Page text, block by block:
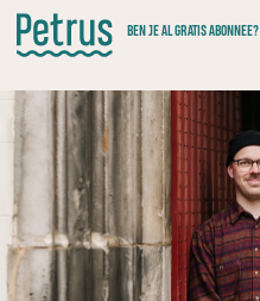
Doorgaan
naar
hoofdinhoud
BEN JE AL GRATIS ABONNEE?